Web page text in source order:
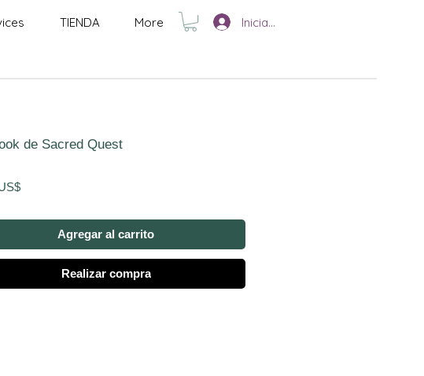
TIENDA More Iniciar sesión
de Sacred Quest
Precio
Agregar al carrito
Realizar compra